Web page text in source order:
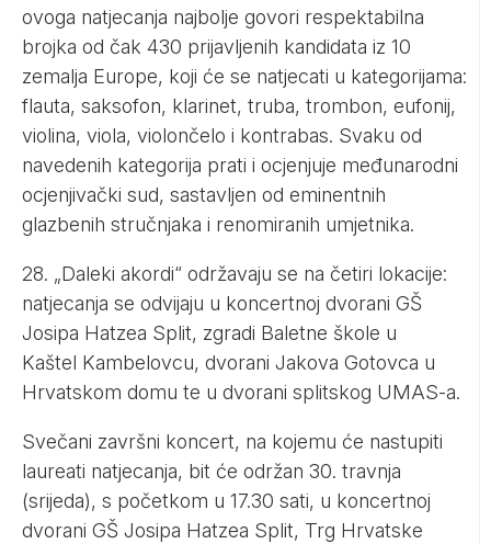
ovoga natjecanja najbolje govori respektabilna
brojka od čak 430 prijavljenih kandidata iz 10
zemalja Europe, koji će se natjecati u kategorijama:
flauta, saksofon, klarinet, truba, trombon, eufonij,
violina, viola, violončelo i kontrabas. Svaku od
navedenih kategorija prati i ocjenjuje međunarodni
ocjenjivački sud, sastavljen od eminentnih
glazbenih stručnjaka i renomiranih umjetnika.
28. „Daleki akordi“ održavaju se na četiri lokacije:
natjecanja se odvijaju u koncertnoj dvorani GŠ
Josipa Hatzea Split, zgradi Baletne škole u
Kaštel Kambelovcu, dvorani Jakova Gotovca u
Hrvatskom domu te u dvorani splitskog UMAS-a.
Svečani završni koncert, na kojemu će nastupiti
laureati natjecanja, bit će održan 30. travnja
(srijeda), s početkom u 17.30 sati, u koncertnoj
dvorani GŠ Josipa Hatzea Split, Trg Hrvatske